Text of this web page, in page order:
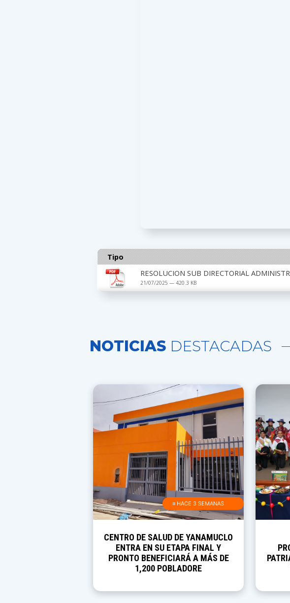
Tipo
RESOLUCION SUB DIRECTORIAL
21/07/2025 — 420.3 KB
NOTICIAS DESTACADAS
≡ HACE 3 SEMANAS
CENTRO DE SALUD DE YANAMUCLO
ENTRA EN SU ETAPA FINAL Y
PRONTO BENEFICIARÁ A MÁS DE
1,200 POBLADORE